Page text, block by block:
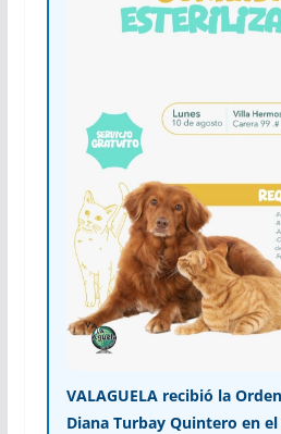
VALAGUELA recibió la
Diana Turbay Quintero en